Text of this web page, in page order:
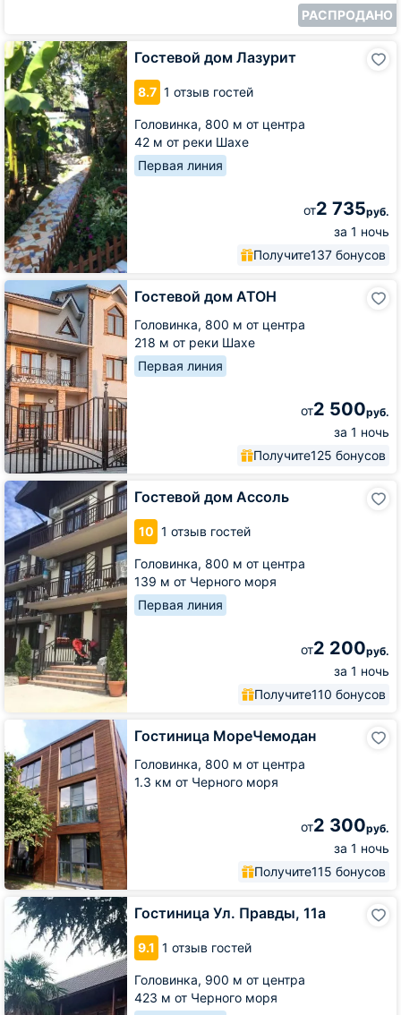
РАСПРОДАНО
Гостевой дом Лазурит
8.7 1 отзыв гостей
Головинка, 800 м от центра
42 м от реки Шахе
Первая линия
от2 735руб.
за 1 ночь
Получите137 бонусов
Гостевой
дом
Лазурит
Гостевой дом АТОН
Головинка, 800 м от центра
218 м от реки Шахе
Первая линия
от2 500руб.
за 1 ночь
Получите125 бонусов
Гостевой
дом
АТОН
Гостевой дом Ассоль
10 1 отзыв гостей
Головинка, 800 м от центра
139 м от Черного моря
Первая линия
от2 200руб.
за 1 ночь
Получите110 бонусов
Гостевой
дом
Ассоль
Гостиница МореЧемодан
Головинка, 800 м от центра
1.3 км от Черного моря
от2 300руб.
за 1 ночь
Получите115 бонусов
Гостиница
МореЧемодан
Гостиница Ул. Правды, 11а
9.1 1 отзыв гостей
Головинка, 900 м от центра
423 м от Черного моря
Гостиница
Ул.
Правды,